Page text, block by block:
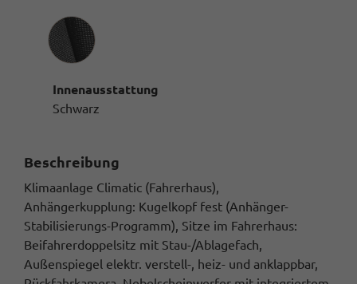
Innenausstattung
Innenausstattung
Schwarz
Beschreibung
Klimaanlage Climatic (Fahrerhaus),
Anhängerkupplung: Kugelkopf fest (Anhänger-
Stabilisierungs-Programm), Sitze im Fahrerhaus:
Beifahrerdoppelsitz mit Stau-/Ablagefach,
Außenspiegel elektr. verstell-, heiz- und anklappbar,